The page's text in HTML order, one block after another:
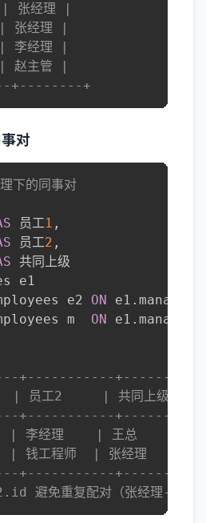
张经理 |
张经理 |
李经理 |
赵主管 |
+--------+
对
下的同事对
员工1 ,
员工2 ,
e2 ON e1 .
m ON e1 .
+-----------+----------
员工2     | 共同上级 |
+-----------+----------
| 李经理    | 王总     |
钱工程师  | 张经理   |
+-----------+----------
免重复配对（张经理-李经